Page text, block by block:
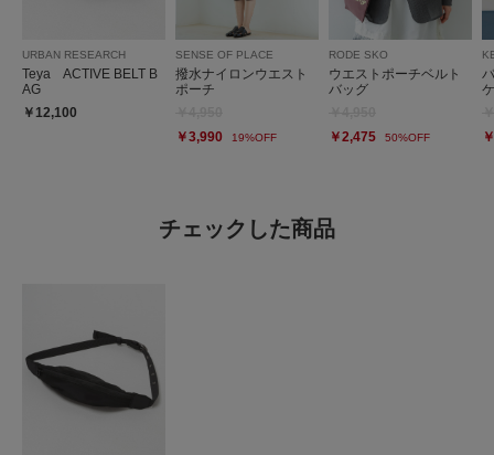
URBAN RESEARCH
Teya ACTIVE BELT B
AG
￥12,100
SENSE OF PLACE
撥水ナイロンウエスト
ポーチ
￥3,990
19%OFF
RODE SKO
ウエストポーチベルト
バッグ
￥2,475
50%OFF
チェックした商品